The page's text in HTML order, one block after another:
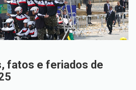
fatos e feriados de